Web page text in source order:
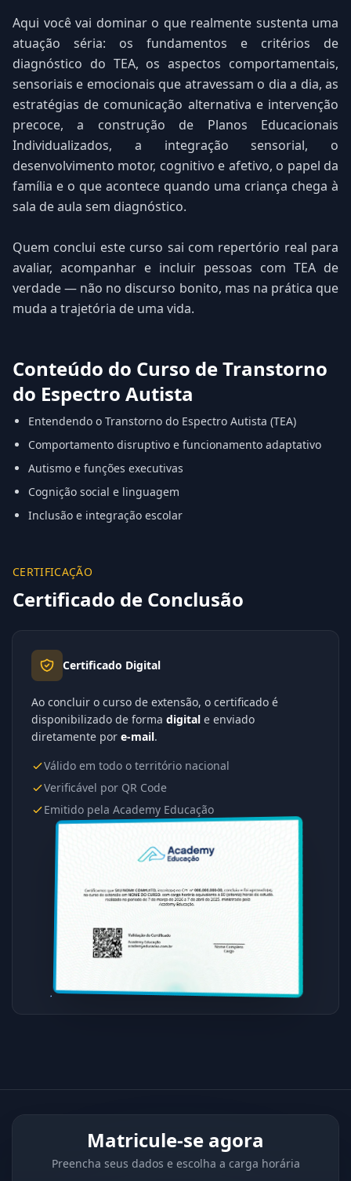
Aqui você vai dominar o que realmente sustenta uma
atuação séria: os fundamentos e critérios de
diagnóstico do TEA, os aspectos comportamentais,
sensoriais e emocionais que atravessam o dia a dia, as
estratégias de comunicação alternativa e intervenção
precoce, a construção de Planos Educacionais
Individualizados, a integração sensorial, o
desenvolvimento motor, cognitivo e afetivo, o papel da
família e o que acontece quando uma criança chega à
sala de aula sem diagnóstico.
Quem conclui este curso sai com repertório real para
avaliar, acompanhar e incluir pessoas com TEA de
verdade — não no discurso bonito, mas na prática que
muda a trajetória de uma vida.
Conteúdo do Curso de Transtorno
do Espectro Autista
Entendendo o Transtorno do Espectro Autista (TEA)
Comportamento disruptivo e funcionamento adaptativo
Autismo e funções executivas
Cognição social e linguagem
Inclusão e integração escolar
CERTIFICAÇÃO
Certificado de Conclusão
Certificado Digital
Ao concluir o curso de extensão, o certificado é
disponibilizado de forma digital e enviado
diretamente por e-mail.
Válido em todo o território nacional
Verificável por QR Code
Emitido pela Academy Educação
Matricule-se agora
Preencha seus dados e escolha a carga horária